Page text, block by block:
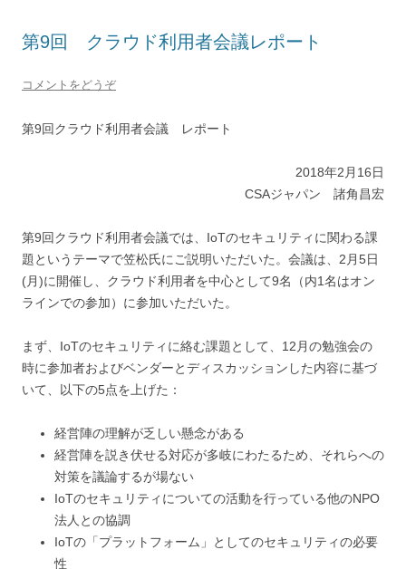
第9回 クラウド利用者会議レポート
コメントをどうぞ
第9回クラウド利用者会議 レポート
2018年2月16日
CSAジャパン 諸角昌宏
第9回クラウド利用者会議では、IoTのセキュリティに関わる課
題というテーマで笠松氏にご説明いただいた。会議は、2月5日
(月)に開催し、クラウド利用者を中心として9名（内1名はオン
ラインでの参加）に参加いただいた。
まず、IoTのセキュリティに絡む課題として、12月の勉強会の
時に参加者およびベンダーとディスカッションした内容に基づ
いて、以下の5点を上げた：
経営陣の理解が乏しい懸念がある
経営陣を説き伏せる対応が多岐にわたるため、それらへの
対策を議論するが場ない
IoTのセキュリティについての活動を行っている他のNPO
法人との協調
IoTの「プラットフォーム」としてのセキュリティの必要
性